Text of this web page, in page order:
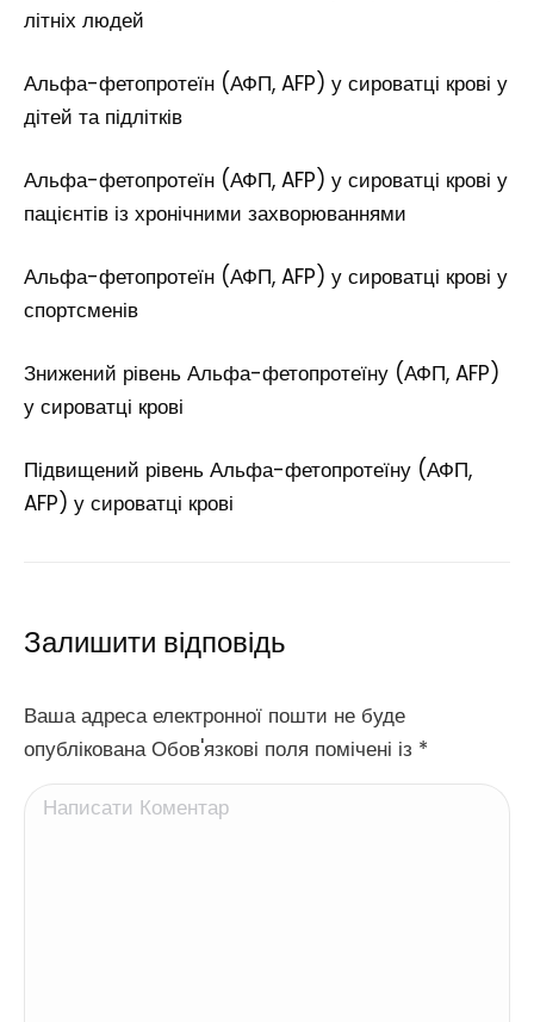
літніх людей
Альфа-фетопротеїн (АФП, AFP) у сироватці крові у
дітей та підлітків
Альфа-фетопротеїн (АФП, AFP) у сироватці крові у
пацієнтів із хронічними захворюваннями
Альфа-фетопротеїн (АФП, AFP) у сироватці крові у
спортсменів
Знижений рівень Альфа-фетопротеїну (АФП, AFP)
у сироватці крові
Підвищений рівень Альфа-фетопротеїну (АФП,
AFP) у сироватці крові
Залишити відповідь
Ваша адреса електронної пошти не буде
опублікована Обов'язкові поля помічені із *
Написати Коментар